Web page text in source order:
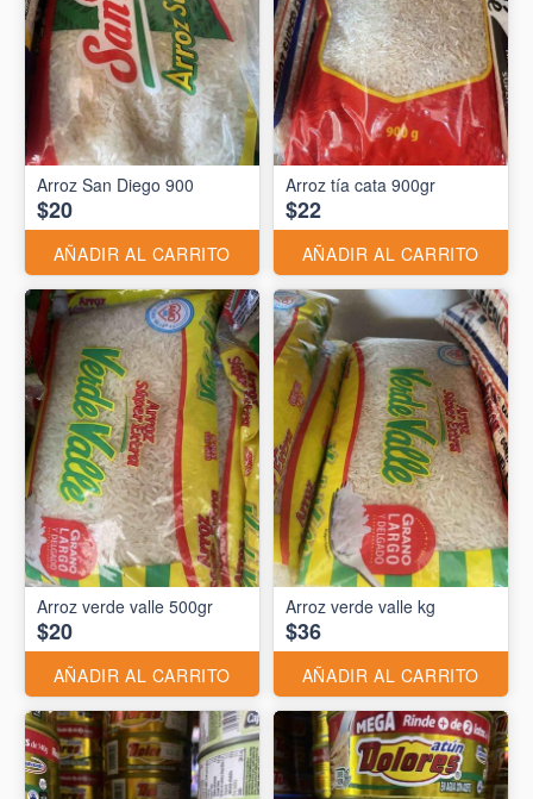
Arroz San Diego 900
$20
AÑADIR AL CARRITO
Arroz tía cata 900gr
$22
AÑADIR AL CARRITO
Arroz verde valle 500gr
$20
AÑADIR AL CARRITO
Arroz verde valle kg
$36
AÑADIR AL CARRITO